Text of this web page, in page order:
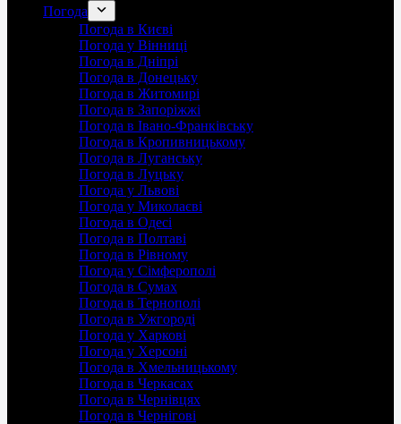
Погода
Погода в Києві
Погода у Вінниці
Погода в Дніпрі
Погода в Донецьку
Погода в Житомирі
Погода в Запоріжжі
Погода в Івано-Франківську
Погода в Кропивницькому
Погода в Луганську
Погода в Луцьку
Погода у Львові
Погода у Миколаєві
Погода в Одесі
Погода в Полтаві
Погода в Рівному
Погода у Сімферополі
Погода в Сумах
Погода в Тернополі
Погода в Ужгороді
Погода у Харкові
Погода у Херсоні
Погода в Хмельницькому
Погода в Черкасах
Погода в Чернівцях
Погода в Чернігові